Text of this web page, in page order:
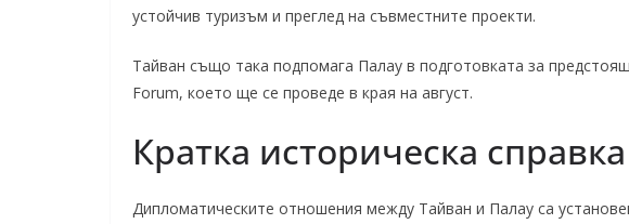
устойчив туризъм и преглед на съвместните проекти.
Тайван също така подпомага Палау в подготовката за
Forum, което ще се проведе в края на август.
Кратка историческа справка
Дипломатическите отношения между Тайван и Палау са